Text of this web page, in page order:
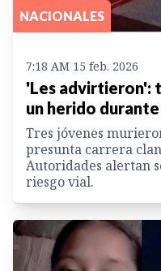
NACIONALES
7:18 AM 15 feb. 2026
'Les advirtieron':
un herido
Tres jóvenes
presunta carrera
Autoridades alertan
riesgo vial.